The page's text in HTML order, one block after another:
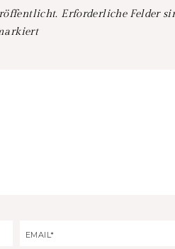
Erforderliche Felder